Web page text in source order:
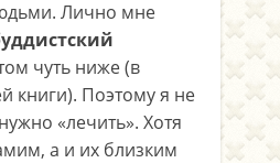
Лично мне
чуть ниже (в
книги). Поэтому я не
«лечить». Хотя
а и их близким